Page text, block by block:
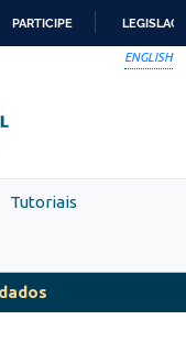
PARTICIPE
ENGLISH
Tutoriais